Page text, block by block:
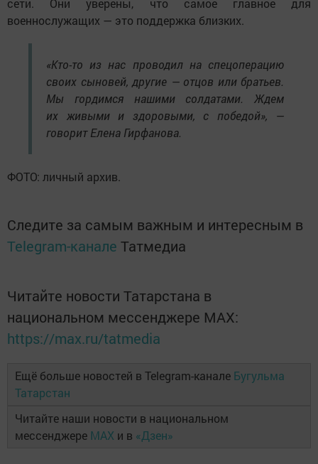
сети. Они уверены, что самое главное для
военнослужащих — это поддержка близких.
«Кто-то из нас проводил на спецоперацию
своих сыновей, другие — отцов или братьев.
Мы гордимся нашими солдатами. Ждем
их живыми и здоровыми, с победой», —
говорит Елена Гирфанова.
ФОТО: личный архив.
Следите за самым важным и интересным в
Telegram-канале Татмедиа
Читайте новости Татарстана в
национальном мессенджере MАХ:
https://max.ru/tatmedia
Ещё больше новостей в Telegram-канале Бугульма
Татарстан
Читайте наши новости в национальном
мессенджере MAX и в «Дзен»